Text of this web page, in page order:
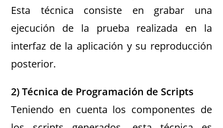
Esta técnica consiste en grabar una
ejecución de la prueba realizada en la
interfaz de la aplicación y su reproducción
posterior.
2) Técnica de Programación de Scripts
Teniendo en cuenta los componentes de